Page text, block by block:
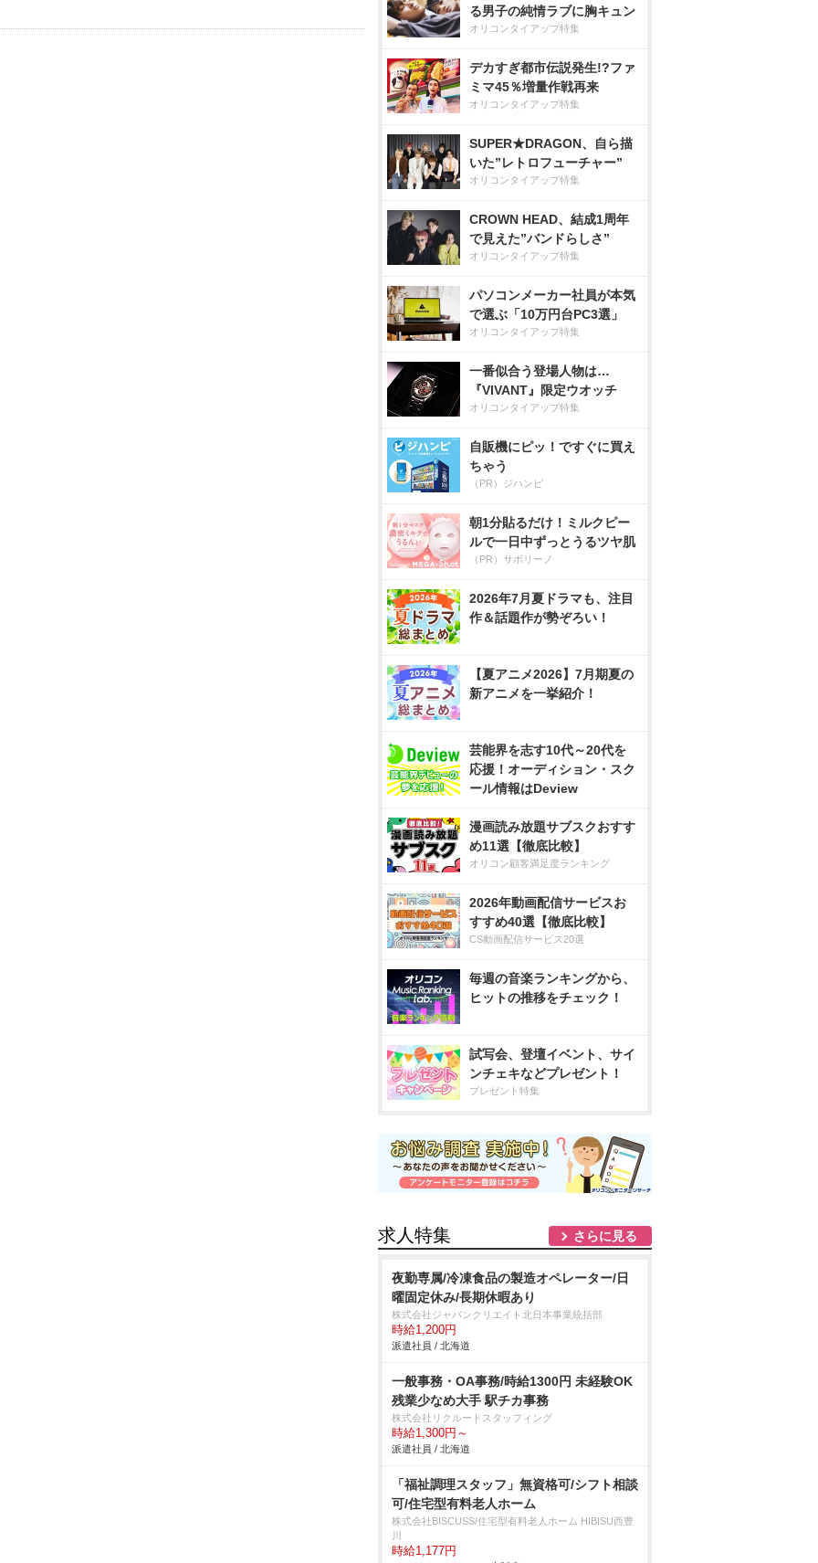
る男子の純情ラブに胸キュン
オリコンタイアップ特集
デカすぎ都市伝説発生!?ファ
ミマ45％増量作戦再来
オリコンタイアップ特集
SUPER★DRAGON、自ら描
いた”レトロフューチャー”
オリコンタイアップ特集
CROWN HEAD、結成1周年
で見えた”バンドらしさ”
オリコンタイアップ特集
パソコンメーカー社員が本気
で選ぶ「10万円台PC3選」
オリコンタイアップ特集
一番似合う登場人物は…
『VIVANT』限定ウオッチ
オリコンタイアップ特集
自販機にピッ！ですぐに買え
ちゃう
（PR）ジハンピ
朝1分貼るだけ！ミルクピー
ルで一日中ずっとうるツヤ肌
（PR）サボリーノ
2026年7月夏ドラマも、注目
作＆話題作が勢ぞろい！
【夏アニメ2026】7月期夏の
新アニメを一挙紹介！
芸能界を志す10代～20代を
応援！オーディション・スク
ール情報はDeview
漫画読み放題サブスクおすす
め11選【徹底比較】
オリコン顧客満足度ランキング
2026年動画配信サービスお
すすめ40選【徹底比較】
CS動画配信サービス20選
毎週の音楽ランキングから、
ヒットの推移をチェック！
試写会、登壇イベント、サイ
ンチェキなどプレゼント！
プレゼント特集
求人特集 さらに見る
夜勤専属/冷凍食品の製造オペレーター/日
曜固定休み/長期休暇あり
株式会社ジャパンクリエイト北日本事業統括部
時給1,200円
派遣社員 / 北海道
一般事務・OA事務/時給1300円 未経験OK
残業少なめ大手 駅チカ事務
株式会社リクルートスタッフィング
時給1,300円～
派遣社員 / 北海道
「福祉調理スタッフ」無資格可/シフト相談
可/住宅型有料老人ホーム
株式会社BISCUSS/住宅型有料老人ホーム HIBISU西豊
川
時給1,177円